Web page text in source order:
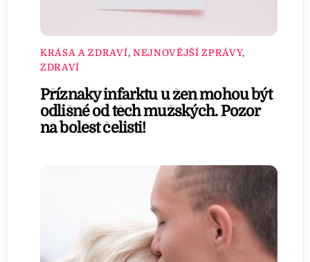
KRÁSA A ZDRAVÍ, NEJNOVĚJŠÍ ZPRÁVY,
ZDRAVÍ
Příznaky infarktu u žen mohou být
odlišné od těch mužských. Pozor
na bolest čelisti!